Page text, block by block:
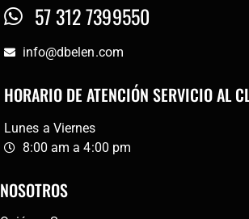
57 312 7399550
info@dbelen.com
HORARIO DE ATENCIÓN SERVICIO AL
Lunes a Viernes
8:00 am a 4:00 pm
NOSOTROS